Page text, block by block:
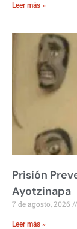
Leer más »
Prisión
Ayotzinapa
7 de agosto, 2026
Leer más »